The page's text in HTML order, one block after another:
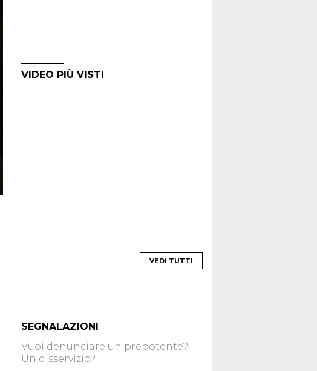
VIDEO PIÙ VISTI
VEDI TUTTI
SEGNALAZIONI
Vuoi denunciare un prepotente?
Un disservizio?